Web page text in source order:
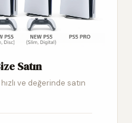
Satın
ve değerinde satın